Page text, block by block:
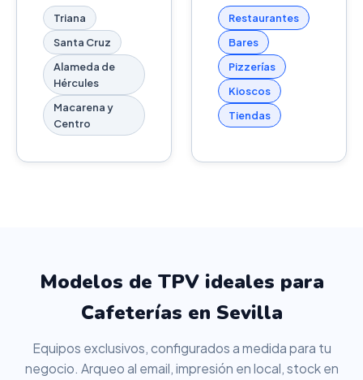
Triana
Santa Cruz
Alameda de
Hércules
Macarena y
Centro
Restaurantes
Bares
Pizzerías
Kioscos
Tiendas
Modelos de TPV ideales para
Cafeterías en Sevilla
Equipos exclusivos, configurados a medida para tu
negocio. Arqueo al email, impresión en local, stock en